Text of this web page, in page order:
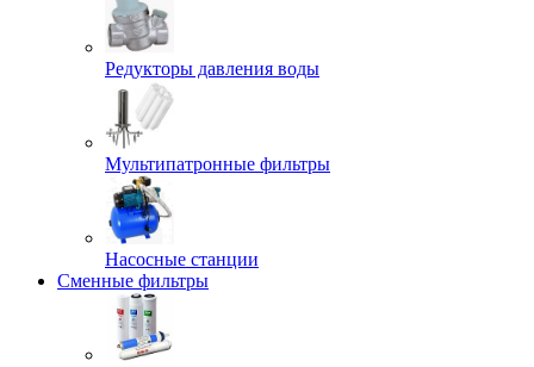
Редукторы давления воды
Мультипатронные фильтры
Насосные станции
Сменные фильтры